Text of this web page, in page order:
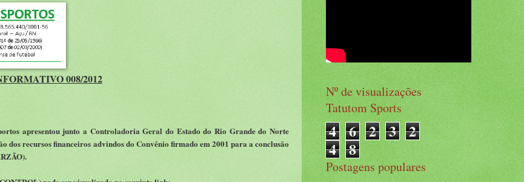
008/2012
apresentou junto a Controladoria Geral do Estado do Rio Grande do Norte
recursos financeiros advindos do Convênio firmado em 2001 para a conclusão
Nº de visualizações
Tatutom Sports
4 6 2 3 2
4 8
Postagens populares